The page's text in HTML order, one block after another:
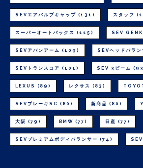
SEVエアバルブキャップ (131) スタッフ
スーパーオートバックス (115) SEV
SEVアバンアーム (109) SEVヘッドバラン
SEVトランスコア (101) SEV 3ビーム
LEXUS (89) レクサス (83)
SEVブレーキSC (80) 新商品 (80)
大阪 (79) BMW (77) 日産 (77)
SEVプレミアムボディバランサー (74)